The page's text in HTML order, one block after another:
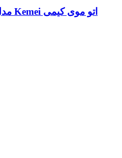
اتو موی کیمی Kemei مدل KM-531